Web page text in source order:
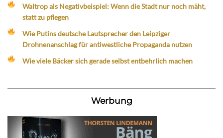
Waltrop als Negativbeispiel: Wenn die Stadt nur noch mäht,
statt zu pflegen
Wie Putins deutsche Lautsprecher den Leipziger
Drohnenanschlag für antiwestliche Propaganda nutzen
Wie viele Bäcker sich gerade selbst entbehrlich machen
Werbung